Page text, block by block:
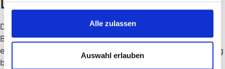
Alle zulassen
Auswahl erlauben
Die Volatilitäts-Charts zeigen signifikante Schwankungen.
Beispielsweise erreichte der Aggregate-Index am 7. Juni
einen Wert von 64.46, während AccuRanker am selben Tag
bei 65.85 lag. Im Gegensatz dazu blieb der Sistrix-Index